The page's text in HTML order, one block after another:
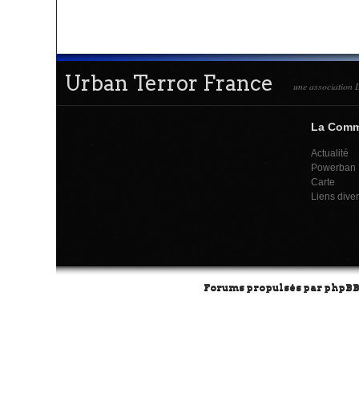
Urban Terror France une association
La
Actualité
Powerban
Carte
Liens
Forums propulsés par phpBB